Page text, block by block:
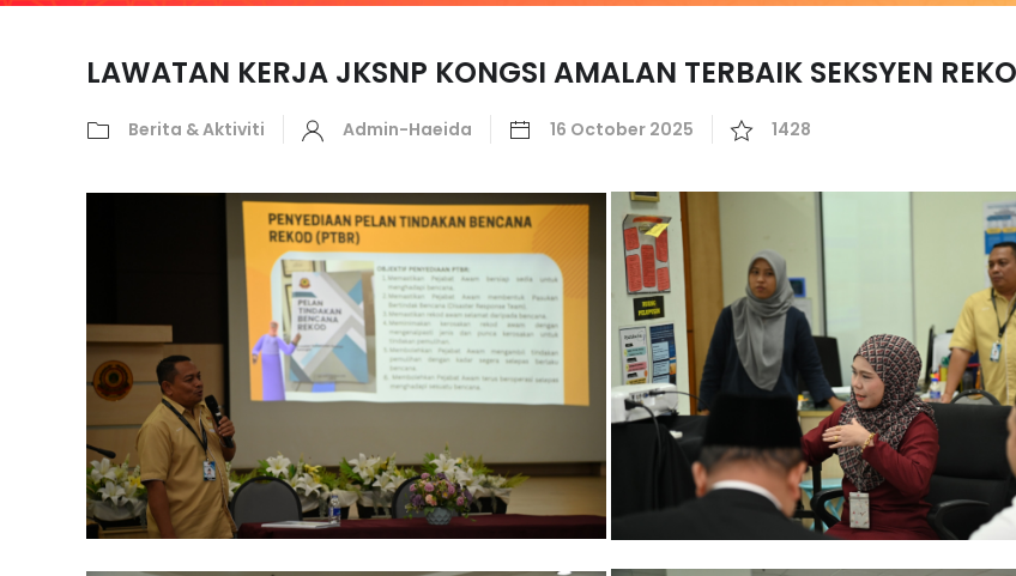
LAWATAN KERJA JKSNP KONGSI AMALAN TERBAIK SEKSYEN
Berita & Aktiviti Admin-Haeida 16 October 2025 1428